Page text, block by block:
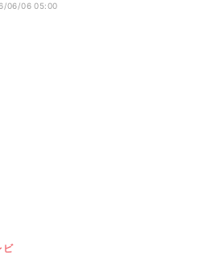
06/06 05:00
ビ